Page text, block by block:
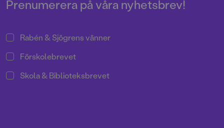
Prenumerera på våra nyhetsbrev!
Rabén & Sjögrens vänner
Förskolebrevet
Skola & Biblioteksbrevet